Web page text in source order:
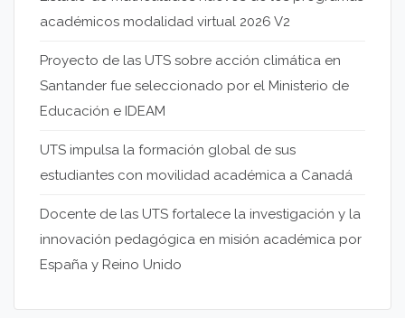
académicos modalidad virtual 2026 V2
Proyecto de las UTS sobre acción climática en
Santander fue seleccionado por el Ministerio de
Educación e IDEAM
UTS impulsa la formación global de sus
estudiantes con movilidad académica a Canadá
Docente de las UTS fortalece la investigación y la
innovación pedagógica en misión académica por
España y Reino Unido